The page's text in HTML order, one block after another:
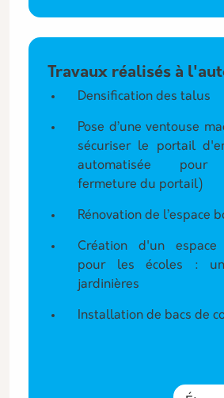
Travaux réalisés à
Densification des talus
Pose d’une ventouse
sécuriser le portail
automatisée pour
fermeture du portail)
Rénovation de l’espace
Création d'un espace
pour les écoles :
jardinières
Installation de bacs de